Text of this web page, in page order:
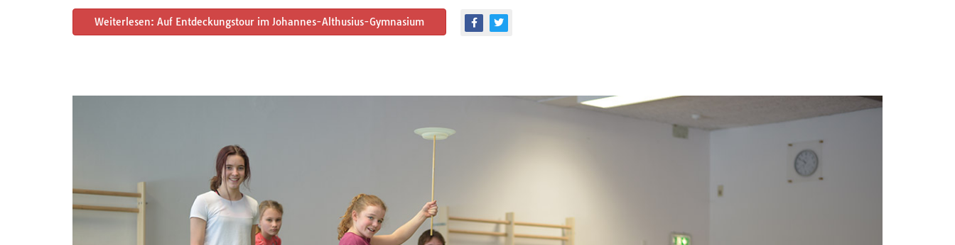
Weiterlesen: Auf Entdeckungstour im Johannes-Althusius-Gymnasium